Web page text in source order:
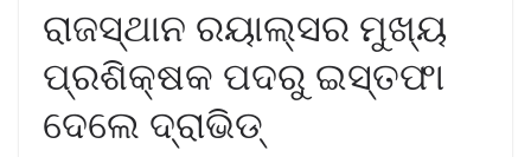
ରାଜସ୍ଥାନ ରୟାଲ୍ସର ମୁଖ୍ୟ
ପ୍ରଶିକ୍ଷକ ପଦରୁ ଇସ୍ତଫା
ଦେଲେ ଦ୍ରାଭିଡ୍